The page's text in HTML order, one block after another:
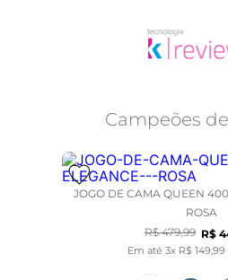
Campeões
JOGO DE CAMA QUEEN
ROSA
R$ 479,99 R$
Em até 3x R$ 149 99